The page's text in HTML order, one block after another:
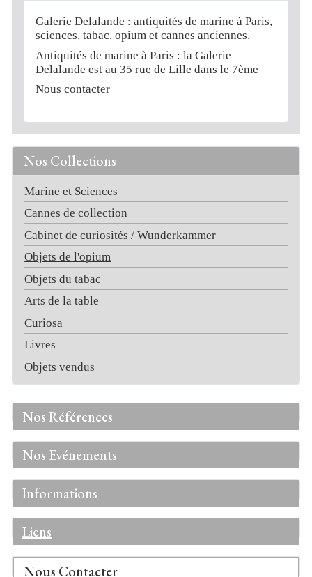
Nos Collections
Marine et Sciences
Cannes de collection
Cabinet de curiosités / Wunderkammer
Objets de l'opium
Objets du tabac
Arts de la table
Curiosa
Livres
Objets vendus
Nos Références
Nos Evénements
Informations
Liens
Nous Contacter
Galerie Delalande : antiquités de marine à Paris,
sciences, tabac, opium et cannes anciennes.
Antiquités de marine à Paris : la Galerie
Delalande est au 35 rue de Lille dans le 7ème
Nous contacter